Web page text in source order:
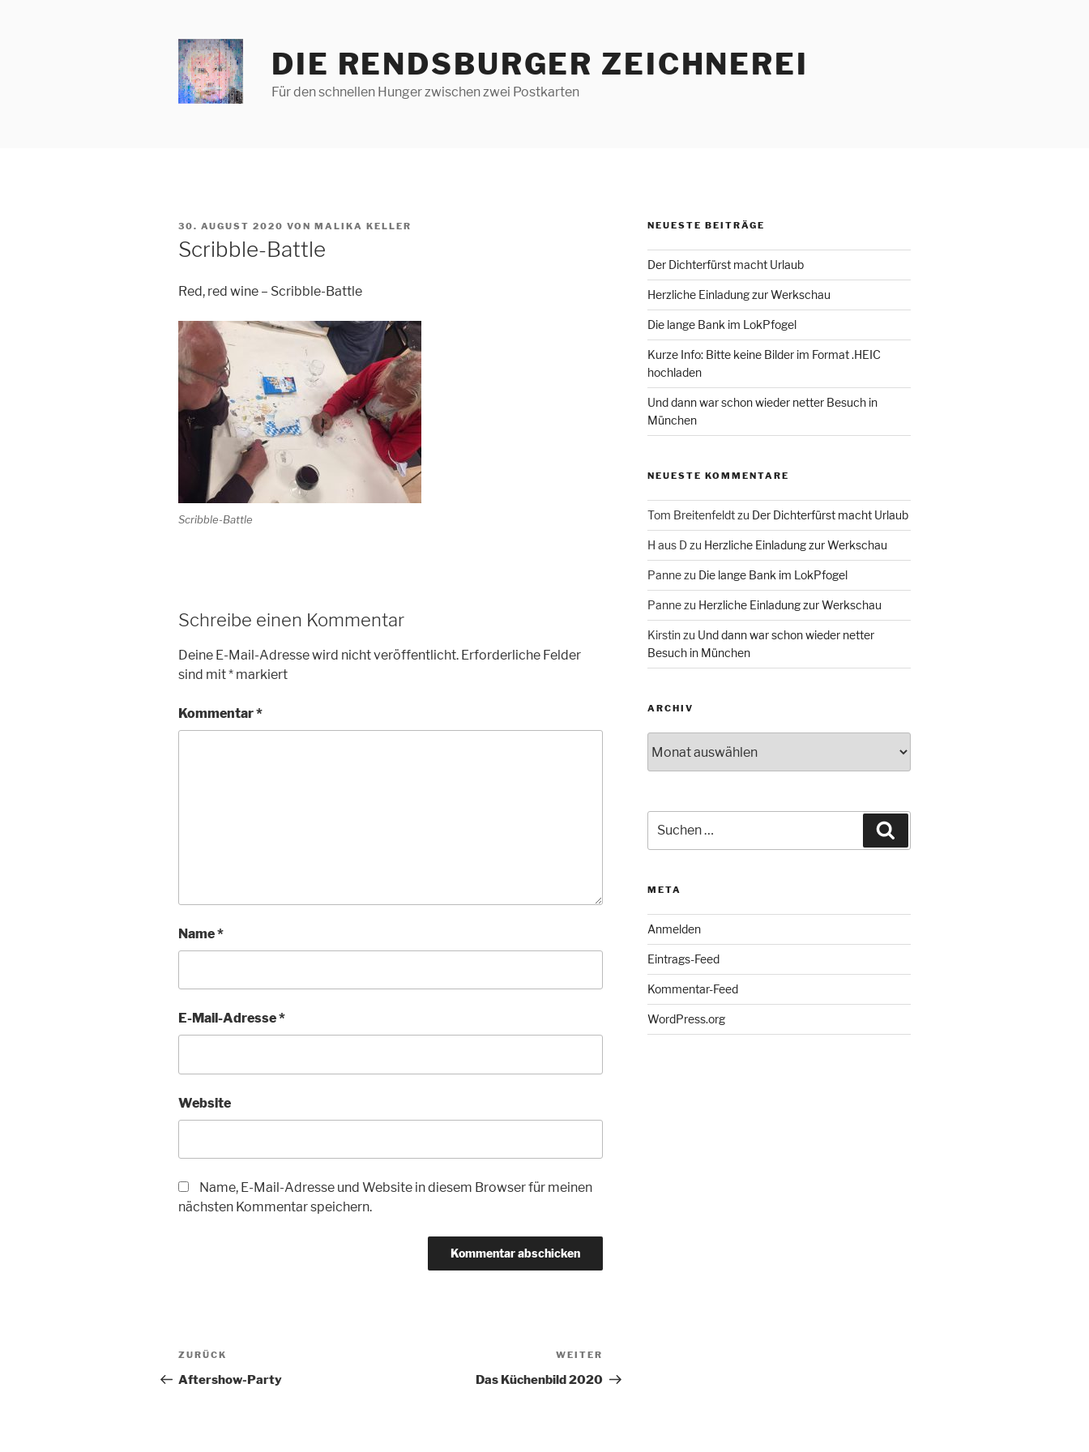
DIE RENDSBURGER ZEICHNEREI
Für den schnellen Hunger zwischen zwei Postkarten
VERÖFFENTLICHT
30. AUGUST 2020 VON MALIKA KELLER
Scribble-Battle
Red, red wine – Scribble-Battle
Scribble-Battle
Schreibe einen Kommentar
Deine E-Mail-Adresse wird nicht veröffentlicht. Erforderliche Felder
sind mit* markiert
Kommentar*
Name*
E-Mail-Adresse*
Website
Name, E-Mail-Adresse und Website in diesem Browser für meinen
nächsten Kommentar speichern.
Beitragsnavigation
Vorheriger
Beitrag
ZURÜCK
Aftershow-Party
Beitrag
WEITER
Das Küchenbild 2020
NEUESTE BEITRÄGE
Der Dichterfürst macht Urlaub
Herzliche Einladung zur Werkschau
Die lange Bank im LokPfogel
Kurze Info: Bitte keine Bilder im Format .HEIC
hochladen
Und dann war schon wieder netter Besuch in
München
NEUESTE KOMMENTARE
Tom Breitenfeldtzu Der Dichterfürst macht Urlaub
H aus Dzu Herzliche Einladung zur Werkschau
Pannezu Die lange Bank im LokPfogel
Pannezu Herzliche Einladung zur Werkschau
Kirstinzu Und dann war schon wieder netter
Besuch in München
ARCHIV
nach:
META
Anmelden
Eintrags-Feed
Kommentar-Feed
WordPress.org